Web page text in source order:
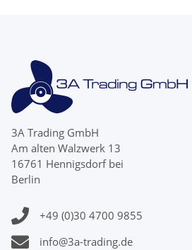
3A Trading GmbH
Am alten Walzwerk 13
16761 Hennigsdorf bei
Berlin
+49 (0)30 4700 9855
info@3a-trading.de